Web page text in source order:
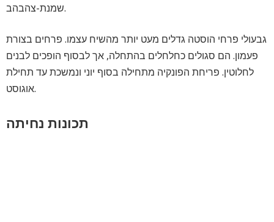
שמנת-צהבהב.
גבעולי פרחי הוסטה גדלים מעט יותר מהשיח עצמו. פרחים בצורת
פעמון. הם סגולים כחלחלים בהתחלה, אך לבסוף הופכים לבנים
לחלוטין. פריחת הפונקיה מתחילה בסוף יוני ונמשכת עד תחילת
אוגוסט.
תכונות נחיתה